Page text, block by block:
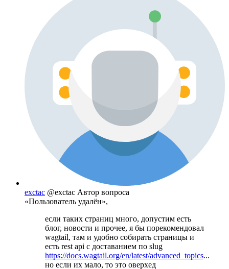
exctac @exctac Автор вопроса
«Пользователь удалён»,
если таких страниц много, допустим есть
блог, новости и прочее, я бы порекомендовал
wagtail, там и удобно собирать страницы и
есть rest api c доставанием по slug
https://docs.wagtail.org/en/latest/advanced_topics...
но если их мало, то это оверхед